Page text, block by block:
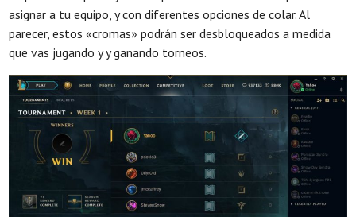
asignar a tu equipo, y con diferentes opciones de colar. Al
parecer, estos «cromas» podrán ser desbloqueados a medida
que vas jugando y y ganando torneos.